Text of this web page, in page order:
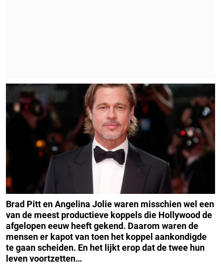
Brad Pitt en Angelina Jolie waren misschien wel een
van de meest productieve koppels die Hollywood de
afgelopen eeuw heeft gekend. Daarom waren de
mensen er kapot van toen het koppel aankondigde
te gaan scheiden. En het lijkt erop dat de twee hun
leven voortzetten…